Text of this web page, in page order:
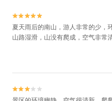


夏天雨后的南山，游人非常的少，
山路湿滑，山没有爬成，空气非常

